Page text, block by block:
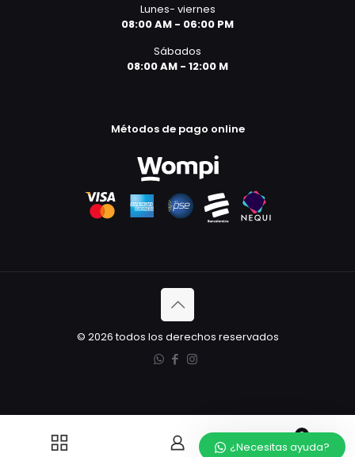
Lunes- viernes
08:00 AM - 06:00 PM
Sábados
08:00 AM - 12:00 M
Métodos de pago online
© 2026 todos los derechos reservados
0
¿Necesitas ayuda?